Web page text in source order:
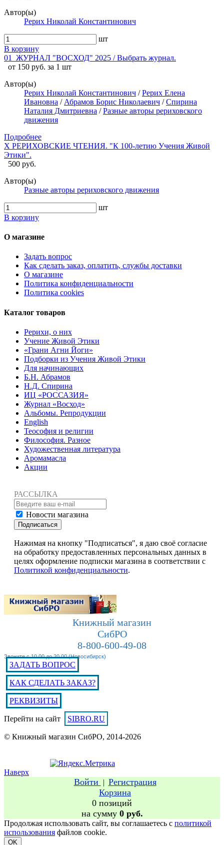
Автор(ы)
Рерих Николай Константинович
шт
В корзину
01_ЖУРНАЛ "ВОСХОД" 2025 / Выбрать журнал.
от 150 руб. за 1 шт
Автор(ы)
Рерих Николай Константинович /Рерих Елена
Ивановна / Абрамов Борис Николаевич /Спирина
Наталия Дмитриевна /Разные авторы рериховского
движения
Подробнее
X РЕРИХОВСКИЕ ЧТЕНИЯ. "К 100-летию Учения Живой
Этики".
500 руб.
Автор(ы)
Разные авторы рериховского движения
шт
В корзину
О магазине
Задать вопрос
Как сделать заказ, оплатить, службы доставки
О магазине
Политика конфиденциальности
Политика cookies
Каталог товаров
Рерихи, о них
Учение Живой Этики
«Грани Агни Йоги»
Подборки из Учения Живой Этики
Для начинающих
Б.Н. Абрамов
Н.Д. Спирина
ИЦ «РОССАЗИЯ»
Журнал «Восход»
Альбомы. Репродукции
English
Теософия и религии
Философия. Разное
Художественная литература
Аромамасла
Акции
РАССЫЛКА
Новости магазина
Подписаться
Нажимая на кнопку "Подписаться", я даю своё согласие
на обработку предоставленных персональных данных в
целях оформление подписки магазина в соответствии с
Политикой конфиденциальности.
Книжный магазин
СибРО
8-800-600-49-08
Звоните с 10.00 до 20.00 (Новосибирск)
ЗАДАТЬ ВОПРОС
КАК СДЕЛАТЬ ЗАКАЗ?
РЕКВИЗИТЫ
Перейти на сайт SIBRO.RU
© Книжный магазин СибРО, 2014-2026
Наверх
Войти | Регистрация
Корзина
0 позиций
на сумму 0 руб.
Продолжая использовать сайт, вы соглашаетесь с политикой
использования файлов cookie.
OK